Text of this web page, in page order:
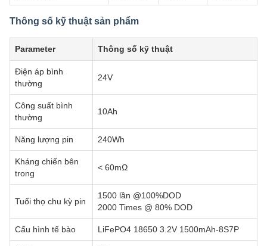
Thông số kỹ thuật sản phẩm
Parameter Thông số kỹ thuật
Điện áp bình
thường
24V
Công suất bình
thường
10Ah
Năng lượng pin 240Wh
Kháng chiến bên
trong
< 60mΩ
Tuổi thọ chu kỳ pin
1500 lần @100%DOD
2000 Times @ 80% DOD
Cấu hình tế bào LiFePO4 18650 3.2V 1500mAh-8S7P